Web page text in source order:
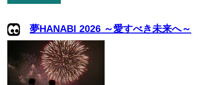
夢HANABI 2026 ～愛すべき未来へ～